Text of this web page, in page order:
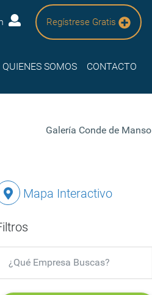
Regístrese Gratis
QUIENES SOMOS CONTACTO
Galería Conde de Manso
Mapa Interactivo